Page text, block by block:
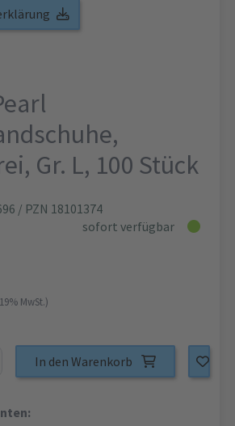
Gr. L, 100 Stück
/ PZN 18101374
sofort verfügbar
MwSt.)
In den Warenkorb